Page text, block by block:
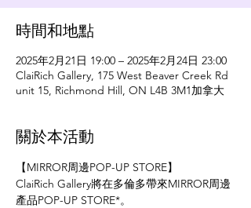
時間和地點
2025年2月21日 19:00 – 2025年2月24日 23:00
ClaiRich Gallery, 175 West Beaver Creek Rd
unit 15, Richmond Hill, ON L4B 3M1加拿大
關於本活動
【MIRROR周邊POP-UP STORE】
ClaiRich Gallery將在多倫多帶來MIRROR周邊
產品POP-UP STORE*。